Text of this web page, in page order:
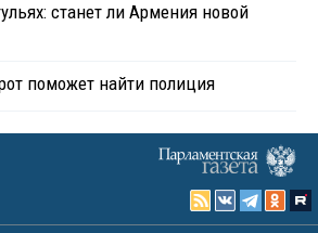
станет ли Армения новой
поможет найти полиция